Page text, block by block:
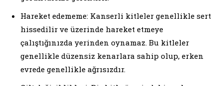
Hareket edememe: Kanserli kitleler genellikle sert
hissedilir ve üzerinde hareket etmeye
çalıştığınızda yerinden oynamaz. Bu kitleler
genellikle düzensiz kenarlara sahip olup, erken
evrede genellikle ağrısızdır.